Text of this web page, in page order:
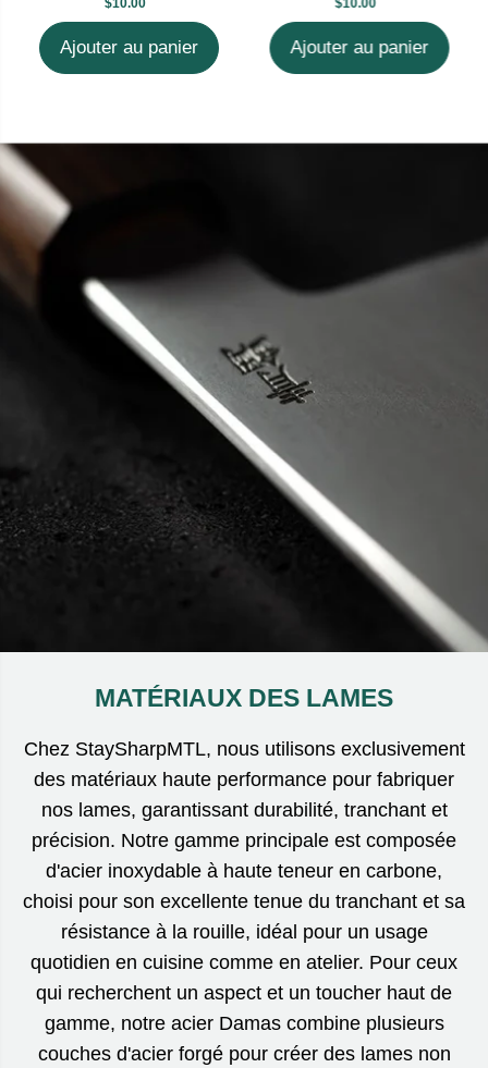
$10.00
Ajouter au panier
$10.00
Ajouter au panier
MATÉRIAUX DES LAMES
Chez StaySharpMTL, nous utilisons exclusivement
des matériaux haute performance pour fabriquer
nos lames, garantissant durabilité, tranchant et
précision. Notre gamme principale est composée
d'acier inoxydable à haute teneur en carbone,
choisi pour son excellente tenue du tranchant et sa
résistance à la rouille, idéal pour un usage
quotidien en cuisine comme en atelier. Pour ceux
qui recherchent un aspect et un toucher haut de
gamme, notre acier Damas combine plusieurs
couches d'acier forgé pour créer des lames non